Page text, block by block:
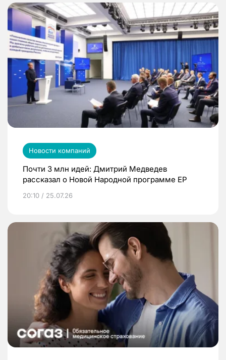
Новости компаний
Почти 3 млн идей: Дмитрий Медведев
рассказал о Новой Народной программе ЕР
20:10 / 25.07.26